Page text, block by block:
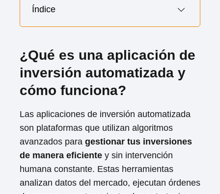
Índice
¿Qué es una aplicación de
inversión automatizada y
cómo funciona?
Las aplicaciones de inversión automatizada
son plataformas que utilizan algoritmos
avanzados para gestionar tus inversiones
de manera eficiente y sin intervención
humana constante. Estas herramientas
analizan datos del mercado, ejecutan órdenes